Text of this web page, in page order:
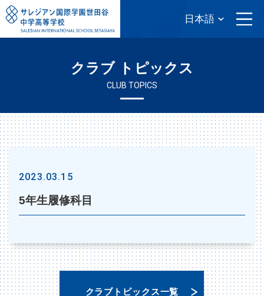
クラブ トピックス
CLUB TOPICS
2023.03.15
5年生履修科目
クラブトピックス一覧